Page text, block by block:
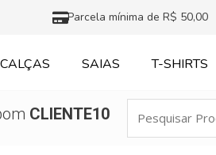
Parcela mínima de R$ 50,00
CALÇAS SAIAS T-SHIRTS
CLIENTE10
Produtos